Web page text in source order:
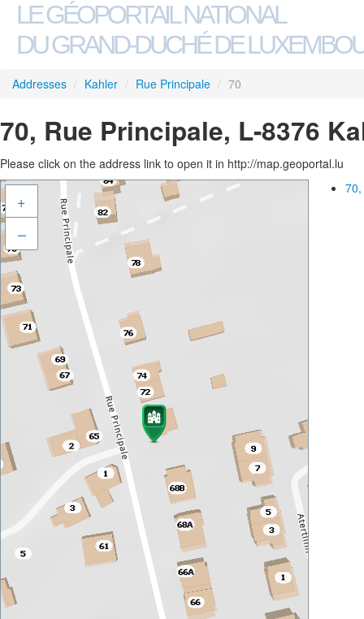
LE GÉOPORTAIL NATIONAL
DU GRAND-DUCHÉ DE
Addresses / Kahler / Rue Principale / 70
70, Rue Principale, L-8376
Please click on the address link to open it in http://map.geoportal.lu
+
–